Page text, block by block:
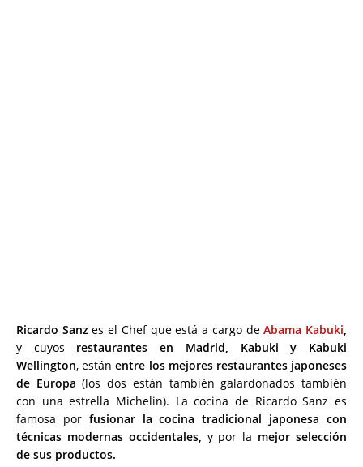
Ricardo Sanzes el Chef que está a cargo deAbama Kabuki,
y cuyos restaurantes en Madrid, Kabuki y Kabuki
Wellington, estánentre los mejores restaurantes japoneses
de Europa(los dos están también galardonados también
con una estrella Michelin). La cocina de Ricardo Sanz es
famosa por fusionar la cocina tradicional japonesa con
técnicas modernas occidentales, y por la mejor selección
de sus productos.